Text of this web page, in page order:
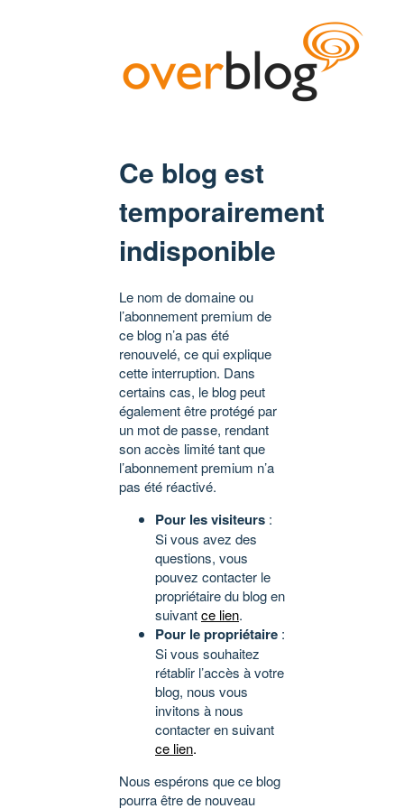
Ce blog est
temporairement
indisponible
Le nom de domaine ou
l’abonnement premium de
ce blog n’a pas été
renouvelé, ce qui explique
cette interruption. Dans
certains cas, le blog peut
également être protégé par
un mot de passe, rendant
son accès limité tant que
l’abonnement premium n’a
pas été réactivé.
Pour les visiteurs :
Si vous avez des
questions, vous
pouvez contacter le
propriétaire du blog en
suivantce lien.
Pour le propriétaire :
Si vous souhaitez
rétablir l’accès à votre
blog, nous vous
invitons à nous
contacter en suivant
ce lien.
Nous espérons que ce blog
pourra être de nouveau